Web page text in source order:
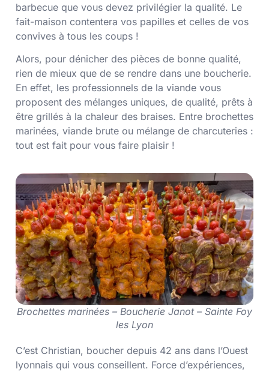
barbecue que vous devez privilégier la qualité. Le
fait-maison contentera vos papilles et celles de vos
convives à tous les coups !
Alors, pour dénicher des pièces de bonne qualité,
rien de mieux que de se rendre dans une boucherie.
En effet, les professionnels de la viande vous
proposent des mélanges uniques, de qualité, prêts à
être grillés à la chaleur des braises. Entre brochettes
marinées, viande brute ou mélange de charcuteries :
tout est fait pour vous faire plaisir !
Brochettes marinées – Boucherie Janot – Sainte Foy
les Lyon
C’est Christian, boucher depuis 42 ans dans l’Ouest
lyonnais qui vous conseillent. Force d’expériences,